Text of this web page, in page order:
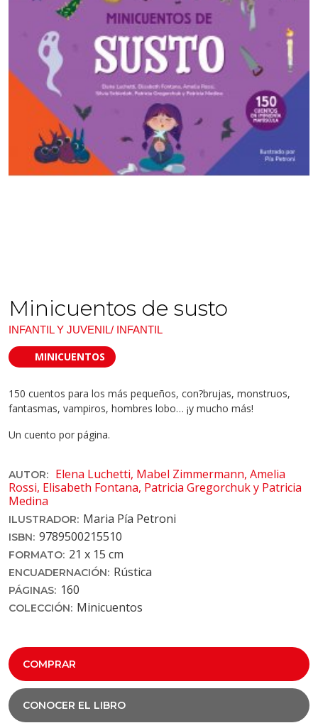
Minicuentos de susto
INFANTIL Y JUVENIL/ INFANTIL
MINICUENTOS
150 cuentos para los más pequeños, con?brujas, monstruos,
fantasmas, vampiros, hombres lobo… ¡y mucho más!
Un cuento por página.
AUTOR:
Elena Luchetti, Mabel Zimmermann, Amelia
Rossi, Elisabeth Fontana, Patricia Gregorchuk y Patricia
Medina
ILUSTRADOR: Maria Pía Petroni
ISBN: 9789500215510
FORMATO: 21 x 15 cm
ENCUADERNACIÓN: Rústica
PÁGINAS: 160
COLECCIÓN: Minicuentos
COMPRAR
CONOCER EL LIBRO